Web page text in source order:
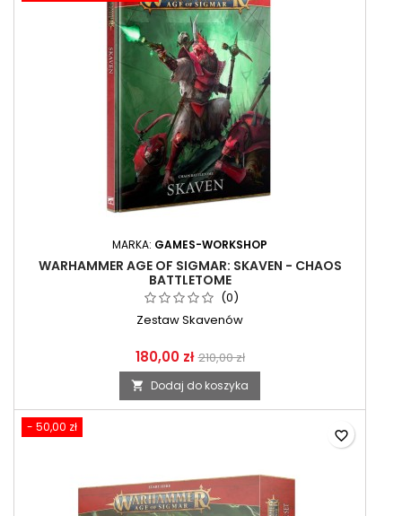
MARKA: GAMES-WORKSHOP
WARHAMMER AGE OF SIGMAR: SKAVEN - CHAOS
BATTLETOME
(0)
Zestaw Skavenów
180,00 zł 210,00 zł
 Dodaj do koszyka
- 50,00 zł
favorite_border